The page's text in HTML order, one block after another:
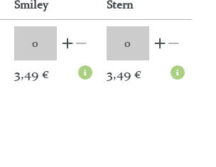
Smiley Stern
3,49 € 3,49 €